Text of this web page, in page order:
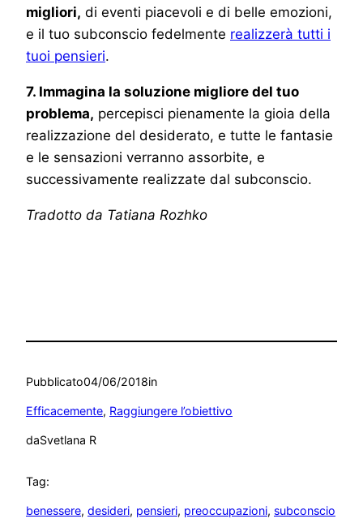
migliori, di eventi piacevoli e di belle emozioni,
e il tuo subconscio fedelmente realizzerà tutti i
tuoi pensieri.
7. Immagina la soluzione migliore del tuo
problema, percepisci pienamente la gioia della
realizzazione del desiderato, e tutte le fantasie
e le sensazioni verranno assorbite, e
successivamente realizzate dal subconscio.
Tradotto da Tatiana Rozhko
Pubblicato04/06/2018in
Efficacemente, Raggiungere l’obiettivo
daSvetlana R
Tag:
benessere, desideri, pensieri, preoccupazioni, subconscio